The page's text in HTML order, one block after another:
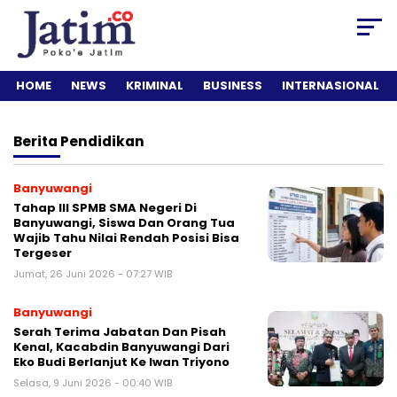
HOME NEWS KRIMINAL BUSINESS INTERNASIONAL
Berita Pendidikan
Banyuwangi
Tahap III SPMB SMA Negeri Di
Banyuwangi, Siswa Dan Orang Tua
Wajib Tahu Nilai Rendah Posisi Bisa
Tergeser
Jumat, 26 Juni 2026 - 07:27 WIB
Banyuwangi
Serah Terima Jabatan Dan Pisah
Kenal, Kacabdin Banyuwangi Dari
Eko Budi Berlanjut Ke Iwan Triyono
Selasa, 9 Juni 2026 - 00:40 WIB